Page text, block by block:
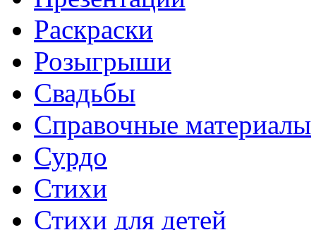
Раскраски
Розыгрыши
Свадьбы
Справочные материалы
Сурдо
Стихи
Стихи для детей